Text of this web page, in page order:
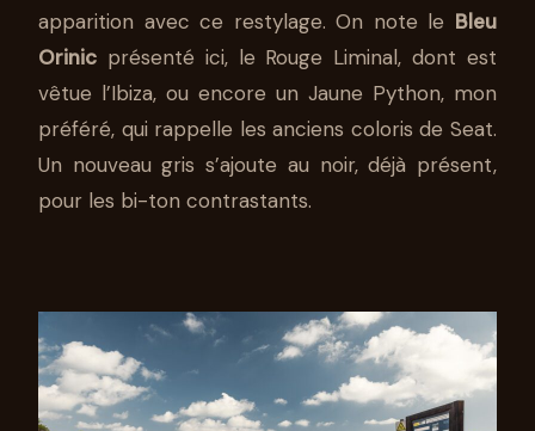
apparition avec ce restylage. On note le Bleu
Orinic présenté ici, le Rouge Liminal, dont est
vêtue l’Ibiza, ou encore un Jaune Python, mon
préféré, qui rappelle les anciens coloris de Seat.
Un nouveau gris s’ajoute au noir, déjà présent,
pour les bi-ton contrastants.